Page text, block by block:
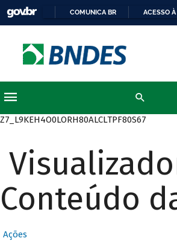
COMUNICA BR ACESSO
Z7_L9KEH4O0LORH80ALCLTPF80S67
Conteúdo
Ações